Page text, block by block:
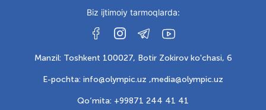
Biz ijtimoiy tarmoqlarda:
Manzil: Toshkent 100027, Botir Zokirov ko'chasi, 6
E-pochta: info@olympic.uz ,media@olympic.uz
Qo‘mita: +99871 244 41 41